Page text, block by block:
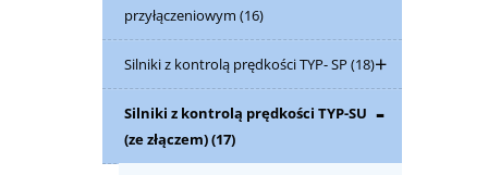
przyłączeniowym (16)
Silniki z kontrolą prędkości TYP- SP (18)
Silniki z kontrolą prędkości TYP-SU
(ze złączem)(17)